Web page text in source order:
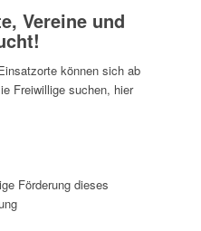
Vereine und
können sich ab
Freiwillige suchen, hier
Förderung dieses